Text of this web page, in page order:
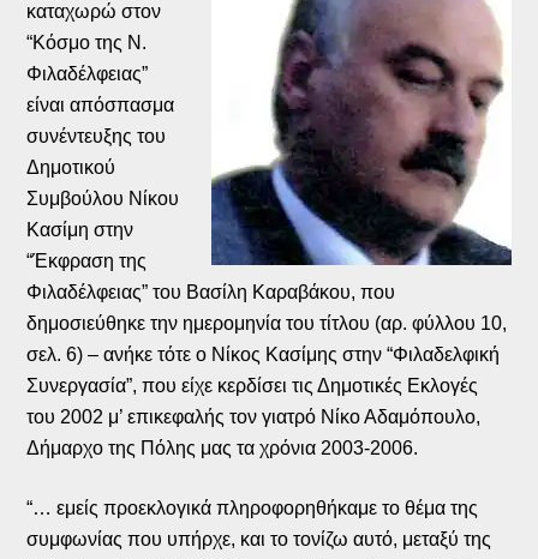
καταχωρώ στον
“Κόσμο της Ν.
Φιλαδέλφειας”
είναι απόσπασμα
συνέντευξης του
Δημοτικού
Συμβούλου Νίκου
Κασίμη στην
“Έκφραση της
Φιλαδέλφειας” του Βασίλη Καραβάκου, που
δημοσιεύθηκε την ημερομηνία του τίτλου (αρ. φύλλου 10,
σελ. 6) – ανήκε τότε ο Νίκος Κασίμης στην “Φιλαδελφική
Συνεργασία”, που είχε κερδίσει τις Δημοτικές Εκλογές
του 2002 μ’ επικεφαλής τον γιατρό Νίκο Αδαμόπουλο,
Δήμαρχο της Πόλης μας τα χρόνια 2003-2006.
“… εμείς προεκλογικά πληροφορηθήκαμε το θέμα της
συμφωνίας που υπήρχε, και το τονίζω αυτό, μεταξύ της